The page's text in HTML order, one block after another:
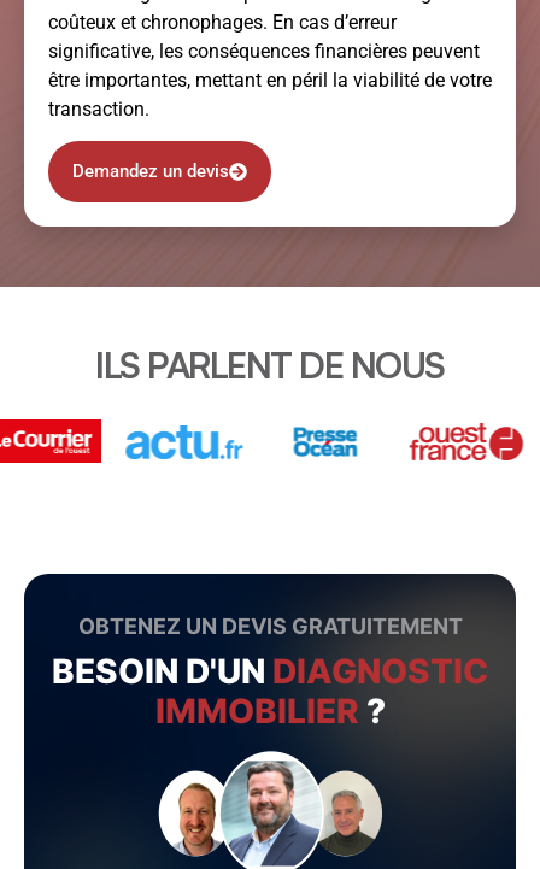
coûteux et chronophages. En cas d’erreur
significative, les conséquences financières peuvent
être importantes, mettant en péril la viabilité de votre
transaction.
Demandez un devis
ILS PARLENT DE NOUS
OBTENEZ UN DEVIS GRATUITEMENT
BESOIN D'UN DIAGNOSTIC
IMMOBILIER ?